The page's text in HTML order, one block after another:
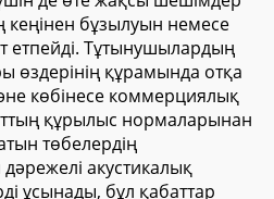
кеңінен бұзылуын немесе
етпейді. Тұтынушылардың
өздерінің құрамында отқа
көбінесе коммерциялық
құрылыс нормаларынан
төбелердің
акустикалық
ұсынады, бұл қабаттар